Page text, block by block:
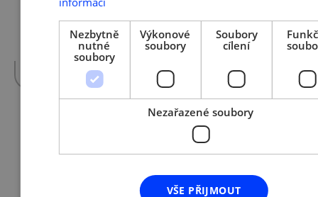
navázání na předchozí vládu a chce zrušit
minimálně třicet byrokratických omezení
ročně. Navrhované změny by měly začít ale
platit až od…více »
Stát nakoupí dobré nápady
speciální fond představí v lednu
Nezbytně
nutné
soubory
Výkonové
soubory
Soubory
cílení
Nezařazené soubory
VŠE PŘIJMOUT